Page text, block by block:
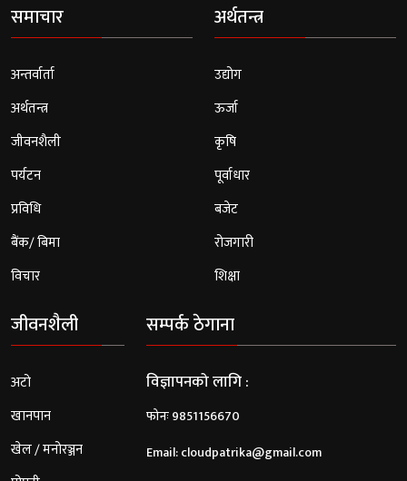
समाचार
अन्तर्वार्ता
अर्थतन्त्र
जीवनशैली
पर्यटन
प्रविधि
बैंक/ बिमा
विचार
अर्थतन्त्र
उद्योग
ऊर्जा
कृषि
पूर्वाधार
बजेट
रोजगारी
शिक्षा
जीवनशैली
अटो
खानपान
खेल / मनोरञ्जन
सम्पर्क ठेगाना
विज्ञापनको लागि :
फोनः 9851156670
Email:cloudpatrika@gmail.com